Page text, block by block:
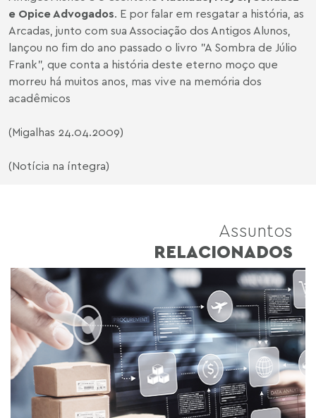
e Opice Advogados. E por falar em resgatar a história, as
Arcadas, junto com sua Associação dos Antigos Alunos,
lançou no fim do ano passado o livro "A Sombra de Júlio
Frank", que conta a história deste eterno moço que
morreu há muitos anos, mas vive na memória dos
acadêmicos
(Migalhas 24.04.2009)
(Notícia na íntegra)
Assuntos
RELACIONADOS